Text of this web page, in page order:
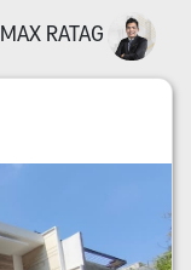
MAX RATAG